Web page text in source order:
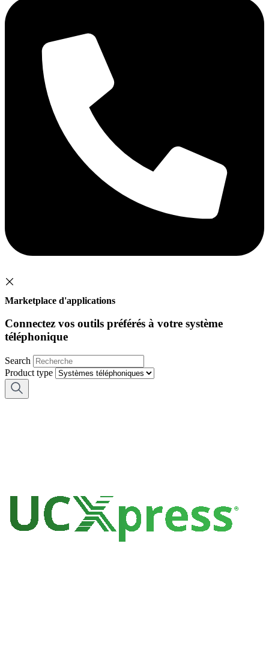
Marketplace d'applications
Connectez vos outils préférés à votre système
téléphonique
Search
Product type